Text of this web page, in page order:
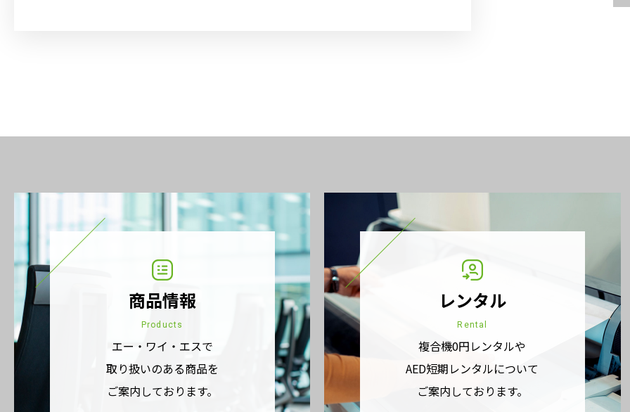
商品情報
Products
エー・ワイ・エスで
取り扱いのある商品を
ご案内しております。
レンタル
Rental
複合機0円レンタルや
AED短期レンタルについて
ご案内しております。